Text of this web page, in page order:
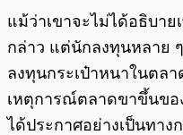
แม้ว่าเขาจะไม่ได้อธิบา
กล่าว แต่นักลงทุนหลาย
ลงทุนกระเป๋าหนาในตล
เหตุการณ์ตลาดขาขึ้นขอ
ได้ประกาศอย่างเป็นทาง